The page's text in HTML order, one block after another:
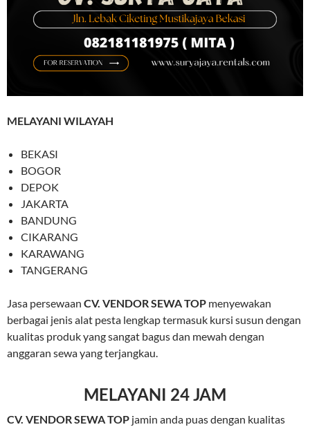
MELAYANI WILAYAH
BEKASI
BOGOR
DEPOK
JAKARTA
BANDUNG
CIKARANG
KARAWANG
TANGERANG
Jasa persewaan CV. VENDOR SEWA TOP menyewakan
berbagai jenis alat pesta lengkap termasuk kursi susun dengan
kualitas produk yang sangat bagus dan mewah dengan
anggaran sewa yang terjangkau.
MELAYANI 24 JAM
CV. VENDOR SEWA TOP jamin anda puas dengan kualitas